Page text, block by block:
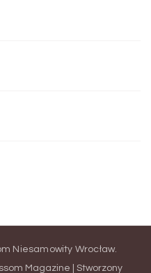
Niesamowity Wrocław.
Magazine | Stworzony